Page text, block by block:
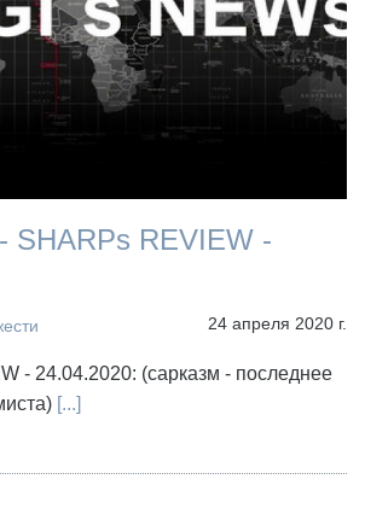
SHARPs REVIEW -
24 апреля 2020 г.
- 24.04.2020: (сарказм - последнее
[...]